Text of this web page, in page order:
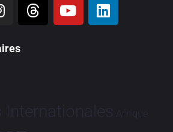
Internationales Afrique